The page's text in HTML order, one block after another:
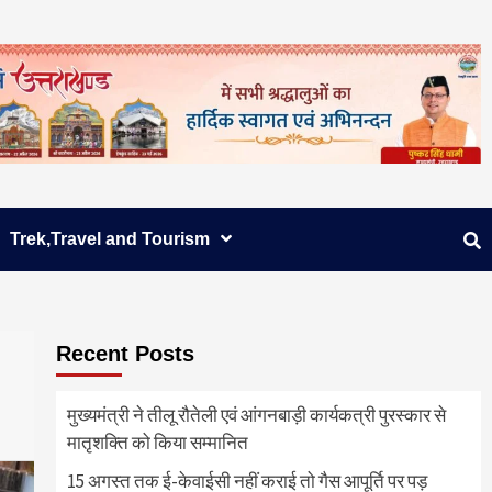
Trek,Travel and Tourism
Recent Posts
मुख्यमंत्री ने तीलू रौतेली एवं आंगनबाड़ी कार्यकत्री पुरस्कार से
मातृशक्ति को किया सम्मानित
15 अगस्त तक ई-केवाईसी नहीं कराई तो गैस आपूर्ति पर पड़